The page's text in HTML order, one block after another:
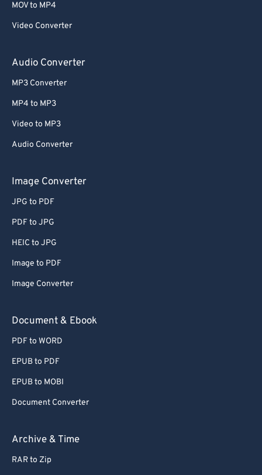
MOV to MP4
Video Converter
Audio Converter
MP3 Converter
MP4 to MP3
Video to MP3
Audio Converter
Image Converter
JPG to PDF
PDF to JPG
HEIC to JPG
Image to PDF
Image Converter
Document & Ebook
PDF to WORD
EPUB to PDF
EPUB to MOBI
Document Converter
Archive & Time
RAR to Zip